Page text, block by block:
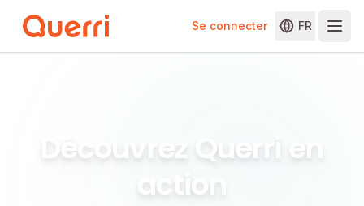
Se connecter FR
Découvrez Querri en
action